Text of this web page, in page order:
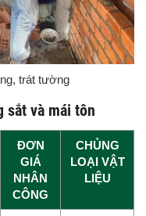
trát tường
sắt và mái tôn
ĐƠN
GIÁ
NHÂN
CÔNG
CHỦNG
LOẠI VẬT
LIỆU